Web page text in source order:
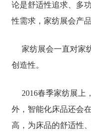
论是舒适性追求、多
性需求，家纺展会产
家纺展会一直对家
创造性。
2016春季家纺展上
外，智能化床品还会
高，为床品的舒适性